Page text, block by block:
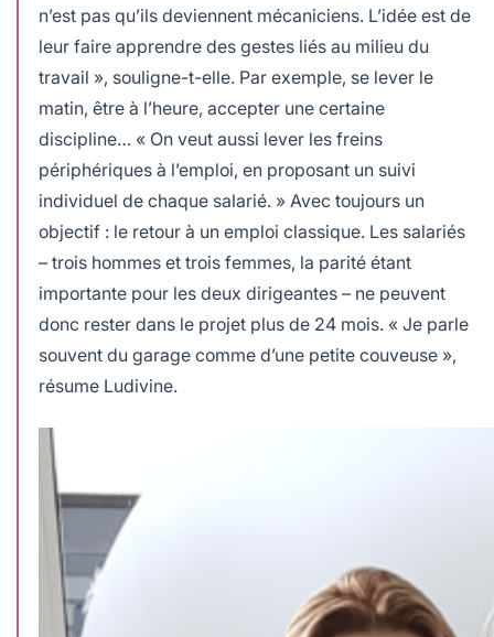
n’est pas qu’ils deviennent mécaniciens. L’idée est de
leur faire apprendre des gestes liés au milieu du
travail », souligne-t-elle. Par exemple, se lever le
matin, être à l’heure, accepter une certaine
discipline… « On veut aussi lever les freins
périphériques à l’emploi, en proposant un suivi
individuel de chaque salarié. » Avec toujours un
objectif : le retour à un emploi classique. Les salariés
– trois hommes et trois femmes, la parité étant
importante pour les deux dirigeantes – ne peuvent
donc rester dans le projet plus de 24 mois. « Je parle
souvent du garage comme d’une petite couveuse »,
résume Ludivine.